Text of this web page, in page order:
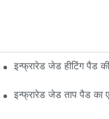
इन्फ्रारेड जेड हीटिंग पैड की
इन्फ्रारेड जेड ताप पैड का